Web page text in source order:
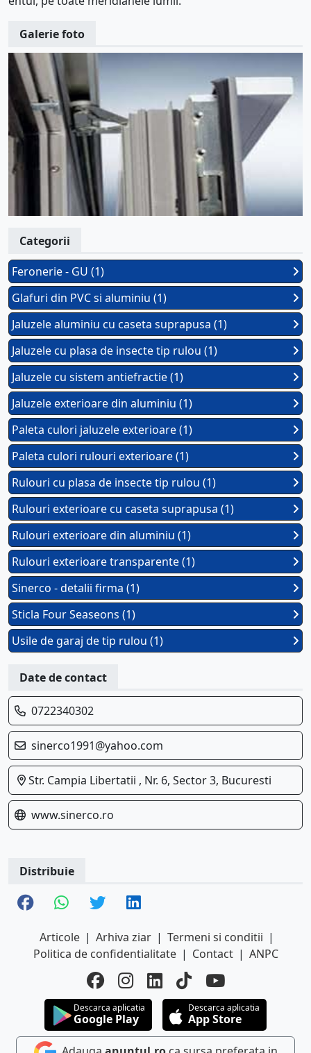
Galerie foto
Categorii
Feronerie - GU (1)
Glafuri din PVC si aluminiu (1)
Jaluzele aluminiu cu caseta suprapusa (1)
Jaluzele cu plasa de insecte tip rulou (1)
Jaluzele cu sistem antiefractie (1)
Jaluzele exterioare din aluminiu (1)
Paleta culori jaluzele exterioare (1)
Paleta culori rulouri exterioare (1)
Rulouri cu plasa de insecte tip rulou (1)
Rulouri exterioare cu caseta suprapusa (1)
Rulouri exterioare din aluminiu (1)
Rulouri exterioare transparente (1)
Sinerco - detalii firma (1)
Sticla Four Seaseons (1)
Usile de garaj de tip rulou (1)
Date de contact
0722340302
sinerco1991@yahoo.com
Str. Campia Libertatii , Nr. 6, Sector 3, Bucuresti
www.sinerco.ro
Distribuie
Articole | Arhiva ziar | Termeni si conditii |
Politica de confidentialitate | Contact | ANPC
Descarca aplicatia
Google Play
Descarca aplicatia
App Store